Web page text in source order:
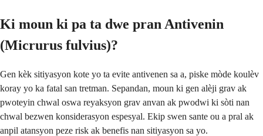
Ki moun ki pa ta dwe pran Antivenin
(Micrurus fulvius)?
Gen kèk sitiyasyon kote yo ta evite antivenen sa a, piske mòde koulèv
koray yo ka fatal san tretman. Sepandan, moun ki gen alèji grav ak
pwoteyin chwal oswa reyaksyon grav anvan ak pwodwi ki sòti nan
chwal bezwen konsiderasyon espesyal. Ekip swen sante ou a pral ak
anpil atansyon peze risk ak benefis nan sitiyasyon sa yo.